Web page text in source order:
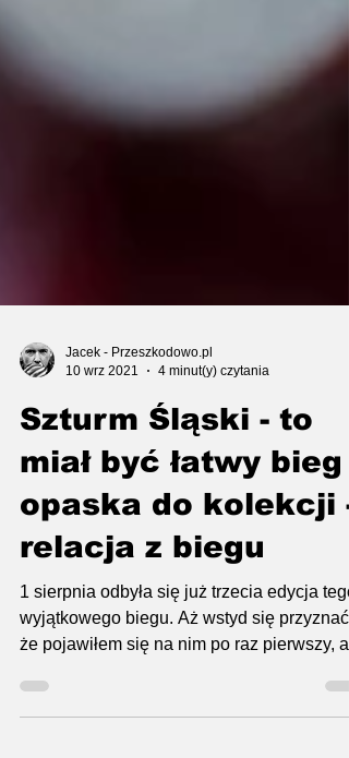
10 wrz 2021
4 minut(y) czytania
Szturm Śląski - to
miał być łatwy bieg i
opaska do kolekcji -
relacja z biegu
1 sierpnia odbyła się już trzecia edycja tego
wyjątkowego biegu. Aż wstyd się przyznać,
że pojawiłem się na nim po raz pierwszy,